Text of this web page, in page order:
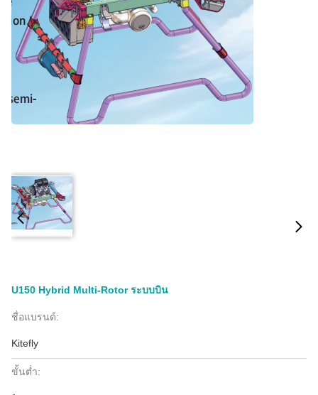
U150 Hybrid Multi-Rotor ระบบบิน
ชื่อแบรนด์:
Kitefly
ขั้นต่ำ: